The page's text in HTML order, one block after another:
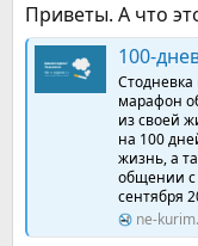
Приветы. А что
100-дневка
Стодневка
марафон
из своей
на 100
жизнь, а
общении
сентября
ne-